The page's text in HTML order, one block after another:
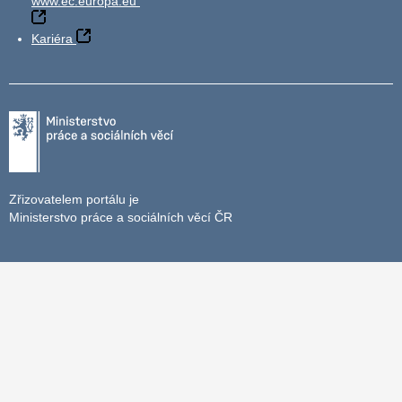
Kariéra
Zřizovatelem portálu je
Ministerstvo práce a sociálních věcí ČR